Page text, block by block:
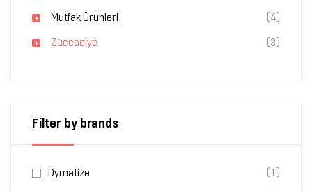
Mutfak Ürünleri
(4)
Züccaciye
(3)
Filter by brands
Dymatize
(1)